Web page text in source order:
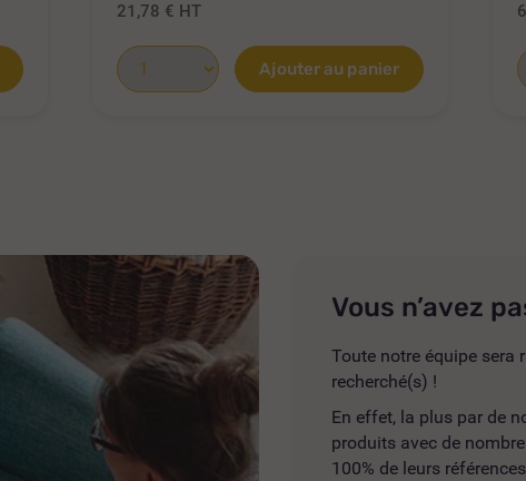
21,78 € HT
Ajouter au panier
Vous n’avez
Toute notre équipe sera
recherché(s) !
En effet, la plus par de
produits avec de
100% de leurs